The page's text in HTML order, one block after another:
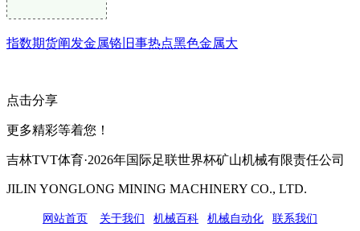
指数期货阐发金属铬旧事热点黑色金属大
点击分享
更多精彩等着您！
吉林TVT体育·2026年国际足联世界杯矿山机械有限责任公司
JILIN YONGLONG MINING MACHINERY CO., LTD.
网站首页 关于我们 机械百科 机械自动化 联系我们